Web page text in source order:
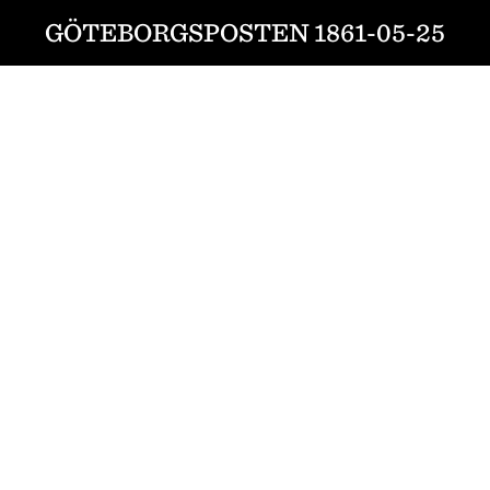
GÖTEBORGSPOSTEN 1861-05-25